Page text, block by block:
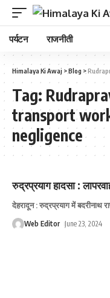
पर्यटन राजनीती
Himalaya Ki Awaj >Blog >
Tag:
transport
negligence
रुद्रप्रयाग हादसा :
देहरादून : रुद्रप्रयाग में बदरीनाथ
Web Editor June 23, 2024